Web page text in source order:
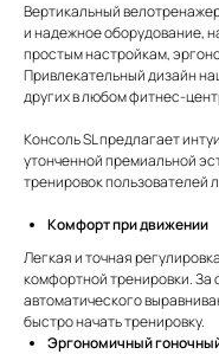
Вертикальный
и надежное оборудование,
простым настройкам,
Привлекательный дизайн
других в любом фитнес-
Консоль SL предлагает
утонченной премиальной
тренировок пользователей
Комфорт при движении
Легкая и точная
комфортной тренировки. За
автоматического
быстро начать тренировку.
Эргономичный